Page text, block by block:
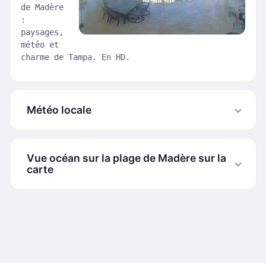
de Madère
:
paysages,
météo et
charme de Tampa. En HD.
Météo locale
Vue océan sur la plage de Madère sur la
carte